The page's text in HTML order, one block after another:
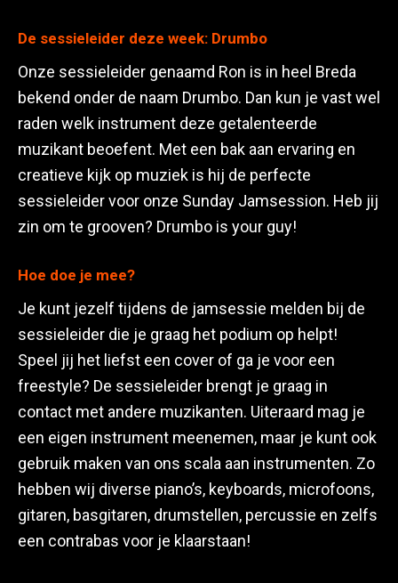
De sessieleider deze week: Drumbo
Onze sessieleider genaamd Ron is in heel Breda
bekend onder de naam Drumbo. Dan kun je vast wel
raden welk instrument deze getalenteerde
muzikant beoefent. Met een bak aan ervaring en
creatieve kijk op muziek is hij de perfecte
sessieleider voor onze Sunday Jamsession. Heb jij
zin om te grooven? Drumbo is your guy!
Hoe doe je mee?
Je kunt jezelf tijdens de jamsessie melden bij de
sessieleider die je graag het podium op helpt!
Speel jij het liefst een cover of ga je voor een
freestyle? De sessieleider brengt je graag in
contact met andere muzikanten. Uiteraard mag je
een eigen instrument meenemen, maar je kunt ook
gebruik maken van ons scala aan instrumenten. Zo
hebben wij diverse piano’s, keyboards, microfoons,
gitaren, basgitaren, drumstellen, percussie en zelfs
een contrabas voor je klaarstaan!